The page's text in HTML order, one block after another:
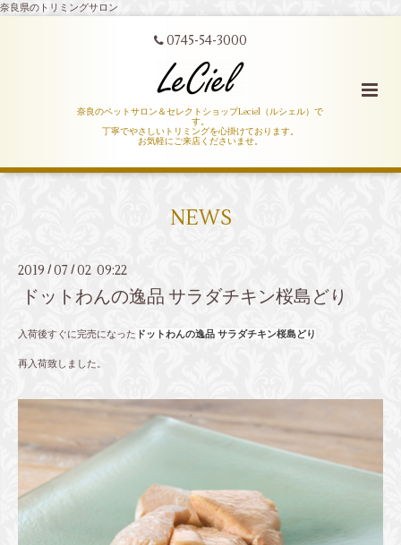
奈良県のトリミングサロン
0745-54-3000
奈良のペットサロン＆セレクトショップLeciel（ルシェル）で
す。
丁寧でやさしいトリミングを心掛けております。
お気軽にご来店くださいませ。
NEWS
2019 /07 /02 09:22
ドットわんの逸品 サラダチキン桜島どり
入荷後すぐに完売になった ドットわんの逸品 サラダチキン桜島どり
再入荷致しました。